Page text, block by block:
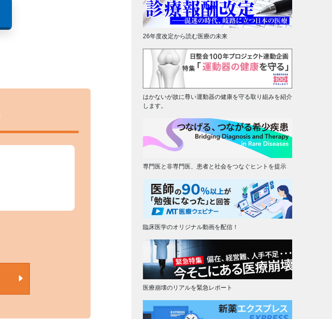
26年度改定から読む医療の未来
はかないが故に尊い運動器の健康を守る取り組みを紹介
します。
専門医と非専門医、患者と社会をつなぐヒントを提示
臨床医学のオリジナル動画を配信！
医療崩壊のリアルを緊急レポート